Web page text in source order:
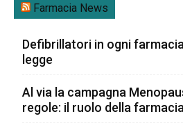
Farmacia News
Defibrillatori in ogni
legge
Al via la campagna
regole: il ruolo della farmacia